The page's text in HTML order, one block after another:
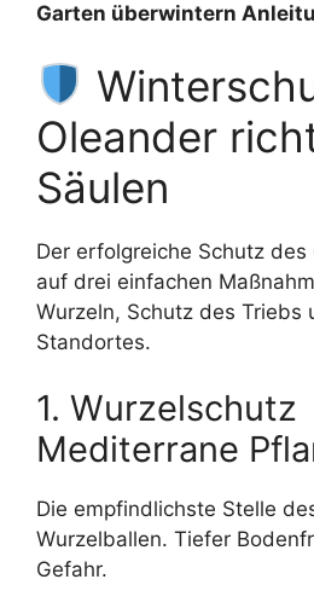
Garten überwintern
Oleander
Säulen
Der erfolgreiche Schutz
auf drei einfachen
Wurzeln, Schutz des Triebs
Standortes.
1. Wurzelschutz
Mediterrane
Die empfindlichste Stelle
Wurzelballen. Tiefer
Gefahr.